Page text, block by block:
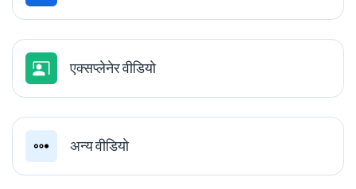
एक्सप्लेनेर वीडियो
अन्य वीडियो